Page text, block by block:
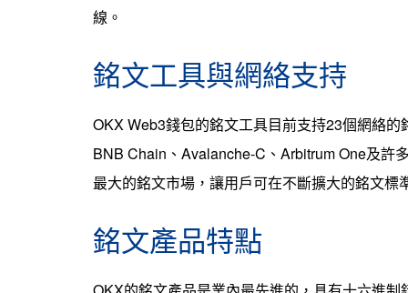
線。
銘文工具與網絡支持
OKX Web3錢包的銘文工具目前支持23個網絡的
BNB Chain、Avalanche-C、Arbitrum One及許
最大的銘文市場，讓用戶可在不斷擴大的銘文標
銘文產品特點